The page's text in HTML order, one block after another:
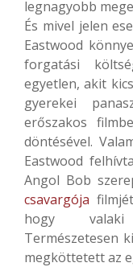
legnagyobb
És mivel jelen
Eastwood
forgatási
egyetlen, akit
gyerekei
erőszakos
döntésével.
Eastwood
Angol Bob
csavargója
hogy valaki
Természetesen
megköttetett az